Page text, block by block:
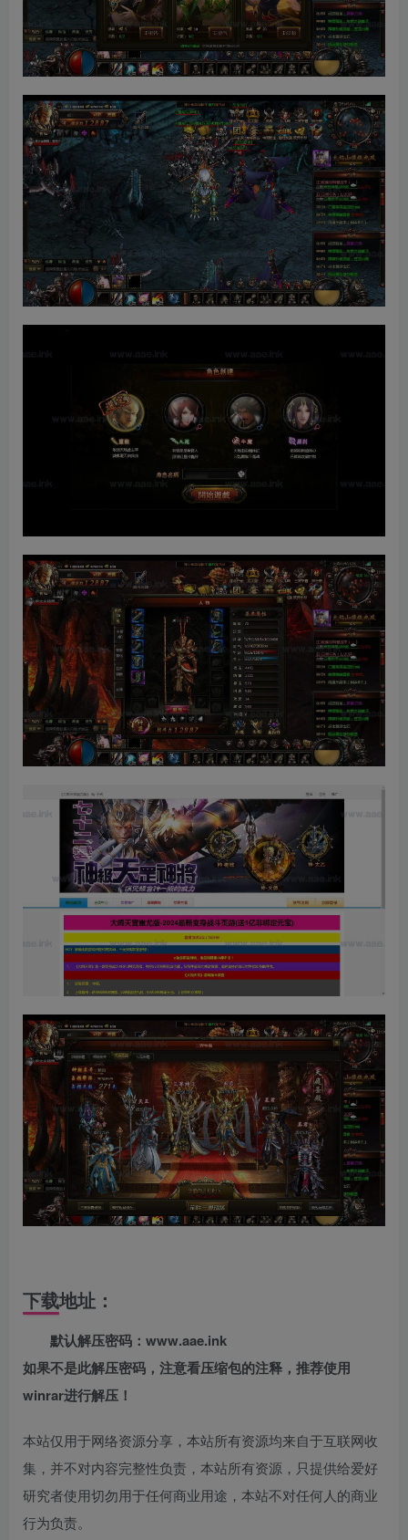
下载地址：
默认解压密码：www.aae.ink
如果不是此解压密码，注意看压缩包的注释，推荐使用
winrar进行解压！
本站仅用于网络资源分享，本站所有资源均来自于互联网收
集，并不对内容完整性负责，本站所有资源，只提供给爱好
研究者使用切勿用于任何商业用途，本站不对任何人的商业
行为负责。